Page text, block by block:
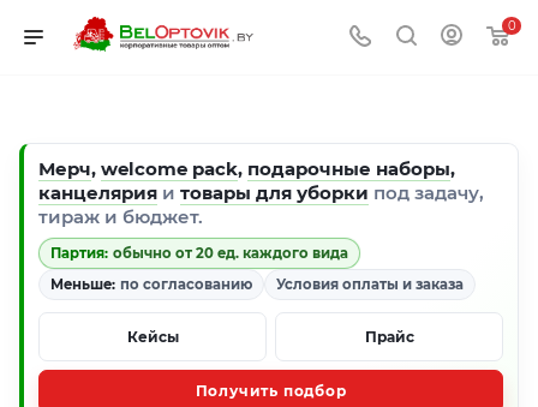
0
Мерч, welcome pack, подарочные наборы,
канцелярия и товары для уборки под задачу,
тираж и бюджет.
Партия: обычно от 20 ед. каждого вида
Меньше: по согласованию Условия оплаты и заказа
Кейсы Прайс
Получить подбор